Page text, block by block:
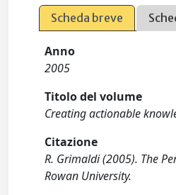
Scheda breve
Anno
2005
Titolo del volume
Creating actionable
Citazione
R. Grimaldi (2005). The
Rowan University.